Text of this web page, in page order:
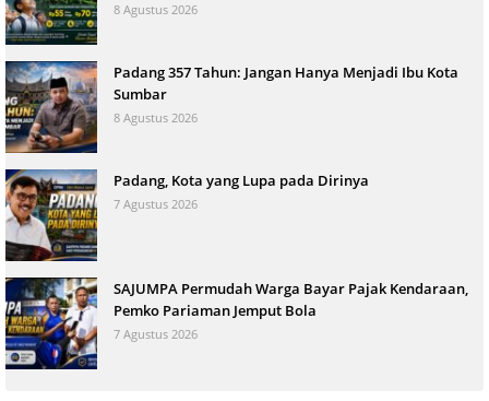
8 Agustus 2026
Padang 357 Tahun: Jangan Hanya Menjadi Ibu Kota
Sumbar
8 Agustus 2026
Padang, Kota yang Lupa pada Dirinya
7 Agustus 2026
SAJUMPA Permudah Warga Bayar Pajak Kendaraan,
Pemko Pariaman Jemput Bola
7 Agustus 2026